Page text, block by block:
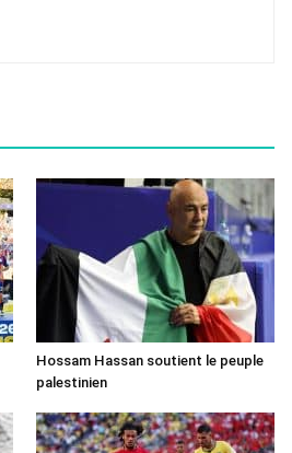
Hossam Hassan soutient le peuple
palestinien